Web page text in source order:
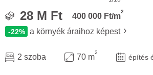
28 M Ft 400 000 Ft/m
2
-22% a környék áraihoz képest
2 szoba 70 m
2
építés